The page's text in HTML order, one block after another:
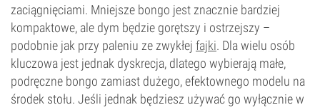
zaciągnięciami. Mniejsze bongo jest znacznie bardziej
kompaktowe, ale dym będzie gorętszy i ostrzejszy –
podobnie jak przy paleniu ze zwykłej fajki. Dla wielu osób
kluczowa jest jednak dyskrecja, dlatego wybierają małe,
podręczne bongo zamiast dużego, efektownego modelu na
środek stołu. Jeśli jednak będziesz używać go wyłącznie w